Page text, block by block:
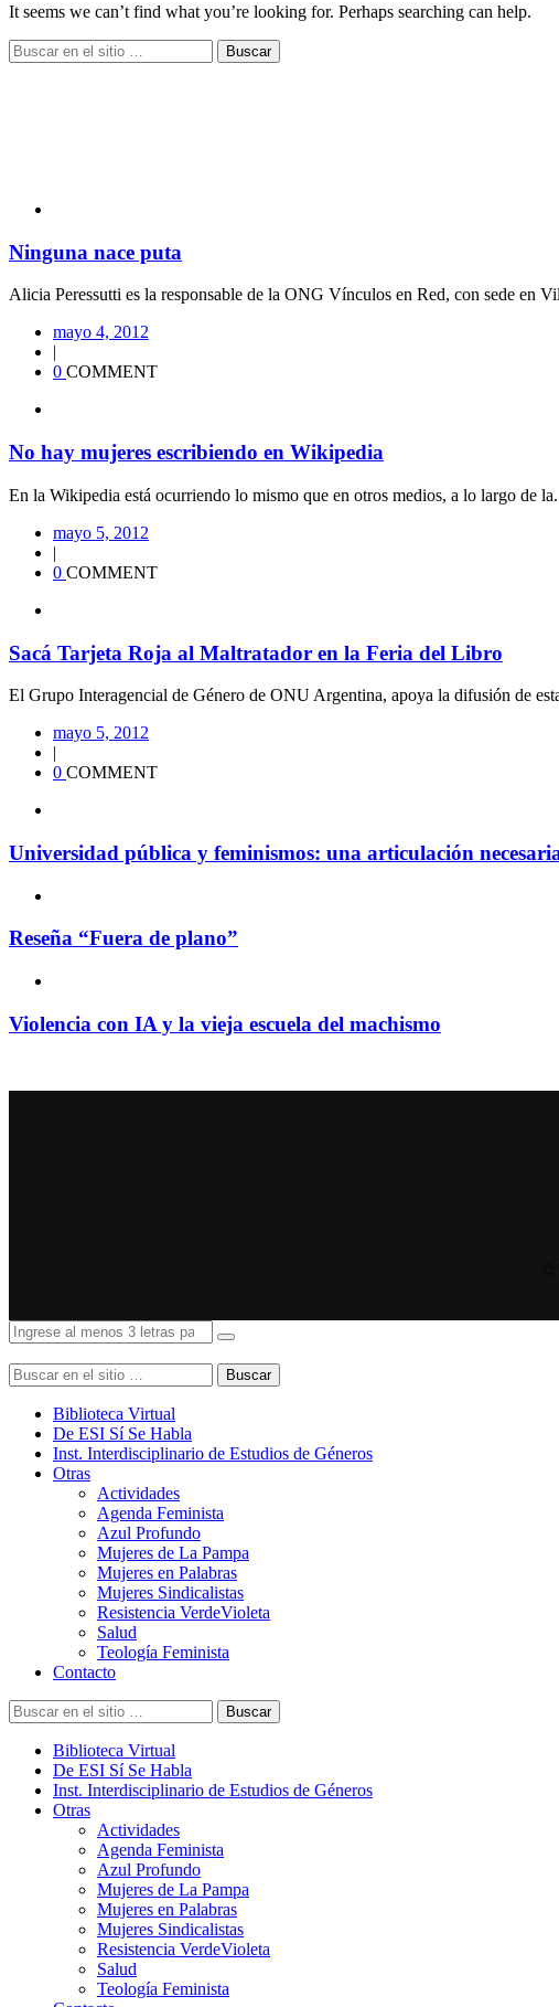
It seems we can’t find what you’re looking for. Perhaps searching can help.
Buscar
Ninguna nace puta
Alicia Peressutti es la responsable de la ONG Vínculos en Red, con sede en
mayo 4, 2012
|
0 COMMENT
No hay mujeres escribiendo en Wikipedia
En la Wikipedia está ocurriendo lo mismo que en otros medios, a lo largo de
mayo 5, 2012
|
0 COMMENT
Sacá Tarjeta Roja al Maltratador en la Feria del Libro
El Grupo Interagencial de Género de ONU Argentina, apoya la difusión de
mayo 5, 2012
|
0 COMMENT
Universidad pública y feminismos: una articulación
Reseña “Fuera de plano”
Violencia con IA y la vieja escuela del machismo
Buscar
Biblioteca Virtual
De ESI Sí Se Habla
Inst. Interdisciplinario de Estudios de Géneros
Otras
Actividades
Agenda Feminista
Azul Profundo
Mujeres de La Pampa
Mujeres en Palabras
Mujeres Sindicalistas
Resistencia VerdeVioleta
Salud
Teología Feminista
Contacto
Buscar
Biblioteca Virtual
De ESI Sí Se Habla
Inst. Interdisciplinario de Estudios de Géneros
Otras
Actividades
Agenda Feminista
Azul Profundo
Mujeres de La Pampa
Mujeres en Palabras
Mujeres Sindicalistas
Resistencia VerdeVioleta
Salud
Teología Feminista